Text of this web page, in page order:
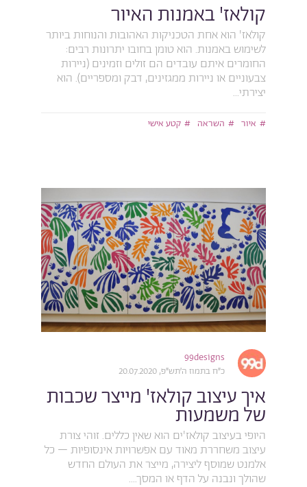
קולאז' באמנות האיור
קולאז' הוא אחת הטכניקות האהובות והנוחות ביותר
לשימוש באמנות. הוא טומן בחובו יתרונות רבים:
החומרים איתם עובדים הם זולים וזמינים (ניירות
צבעוניים או ניירות ממגזינים, דבק ומספריים). הוא
יצירתי...
איור השראה קטע אישי
99designs
כ״ח בתמוז ה׳תש״פ, 20.07.2020
איך עיצוב קולאז' מייצר שכבות
של משמעות
היופי בעיצוב קולאז'ים הוא שאין כללים. זוהי צורת
עיצוב משחררת מאוד עם אפשרויות אינסופיות – כל
אלמנט שמוסף ליצירה, מייצר את העולם החדש
שהולך ונבנה על הדף או המסך....